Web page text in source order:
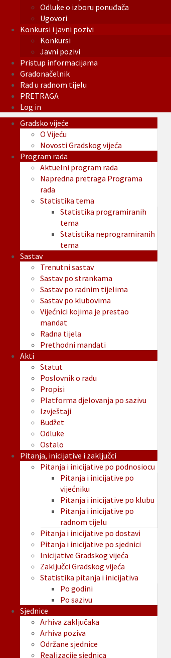
Odluke o izboru ponuđača
Ugovori
Konkursi i javni pozivi
Konkursi
Javni pozivi
Pristup informacijama
Gradonačelnik
Rad u radnom tijelu
PRETRAGA
Log in
Gradsko vijeće
O Vijeću
Novosti Gradskog vijeća
Program rada
Aktuelni program rada
Napredna pretraga Programa
rada
Statistika tema
Statistika programiranih
tema
Statistika neprogramiranih
tema
Sastav
Trenutni sastav
Sastav po strankama
Sastav po radnim tijelima
Sastav po klubovima
Vijećnici kojima je prestao
mandat
Radna tijela
Prethodni mandati
Akti
Statut
Poslovnik o radu
Propisi
Platforma djelovanja po sazivu
Izvještaji
Budžet
Odluke
Ostalo
Pitanja, inicijative i zaključci
Pitanja i inicijative po podnosiocu
Pitanja i inicijative po
vijećniku
Pitanja i inicijative po klubu
Pitanja i inicijative po
radnom tijelu
Pitanja i inicijative po dostavi
Pitanja i inicijative po sjednici
Inicijative Gradskog vijeća
Zaključci Gradskog vijeća
Statistika pitanja i inicijativa
Po godini
Po sazivu
Sjednice
Arhiva zaključaka
Arhiva poziva
Održane sjednice
Realizacije sjednica